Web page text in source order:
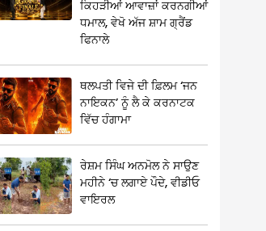
ਕਿਹੜੀਆਂ ਆਵਾਜ਼ਾਂ ਕਰਨਗੀਆਂ
ਧਮਾਲ, ਵੇਖੋ ਅੱਜ ਸ਼ਾਮ ਗ੍ਰੈਂਡ
ਫਿਨਾਲੇ
ਥਲਪਤੀ ਵਿਜੇ ਦੀ ਫ਼ਿਲਮ ‘ਜਨ
ਨਾਇਕਨ’ ਨੂੰ ਲੈ ਕੇ ਕਰਨਾਟਕ
ਵਿੱਚ ਹੰਗਾਮਾ
ਰੇਸ਼ਮ ਸਿੰਘ ਅਨਮੋਲ ਨੇ ਸਾਉਣ
ਮਹੀਨੇ ‘ਚ ਲਗਾਏ ਪੌਦੇ, ਵੀਡੀਓ
ਵਾਇਰਲ